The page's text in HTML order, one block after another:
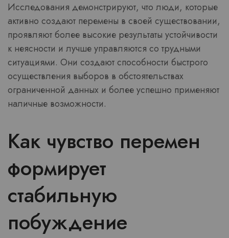
Исследования демонстрируют, что люди, которые
активно создают перемены в своей существовании,
проявляют более высокие результаты устойчивости
к неясности и лучше управляются со трудными
ситуациями. Они создают способности быстрого
осуществления выборов в обстоятельствах
ограниченной данных и более успешно применяют
наличные возможности.
Как чувство перемен
формирует
стабильную
побуждение